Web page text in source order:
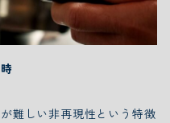
難しい非再現性という特徴